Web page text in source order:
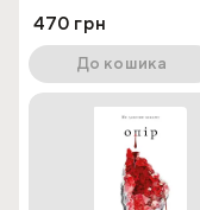
470 грн
До кошика